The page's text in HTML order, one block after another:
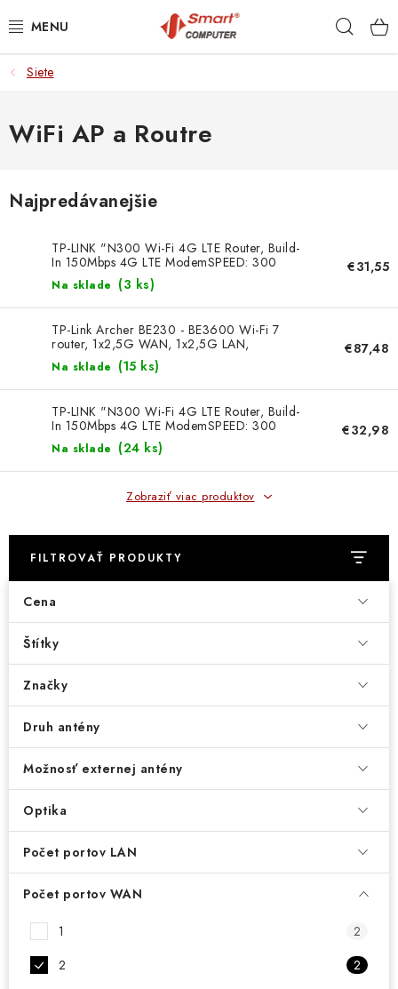
na
NOTEBOOKY
MOBILNÉ ZARIADENIA
PERIFÉRIE
TLAČIARNE
SIETE
ELEKTRONIKA
: DOBRÁ CENA
: OBĽÚBENÉ PRODUKTY
: TOP PRODUKTY
ZNAČKY
Obchodné podmienky
Siete
WiFi AP a Routre
Najpredávanejšie
TP-LINK "N300 Wi-Fi 4G LTE Router, Build-
In 150Mbps 4G LTE ModemSPEED: 300
Mbps at 2.4 GHz, 4G Cat4 150/50
MbpsSPEC: I MB112-4G TP-link
Na sklade (3 ks)
€31,55
TP-Link Archer BE230 - BE3600 Wi-Fi 7
router, 1x2,5G WAN, 1x2,5G LAN,
3xGLAN, USB 3.0, HomeShield, EasyMesh
TP-link
Na sklade (15 ks)
€87,48
TP-LINK "N300 Wi-Fi 4G LTE Router, Build-
In 150Mbps 4G LTE ModemSPEED: 300
Mbps at 2.4 GHz, 4G Cat4 150/50
MbpsSPEC: I MB110-4G TP-link
Na sklade (24 ks)
€32,98
Zobraziť viac produktov
FILTROVAŤ PRODUKTY
Cena
Štítky
Značky
Druh antény
Možnosť externej antény
Optika
Počet portov LAN
Počet portov WAN
1
2
2
2